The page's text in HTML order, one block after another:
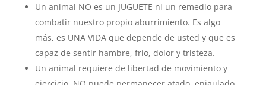
Un animal NO es un JUGUETE ni un remedio para
combatir nuestro propio aburrimiento. Es algo
más, es UNA VIDA que depende de usted y que es
capaz de sentir hambre, frío, dolor y tristeza.
Un animal requiere de libertad de movimiento y